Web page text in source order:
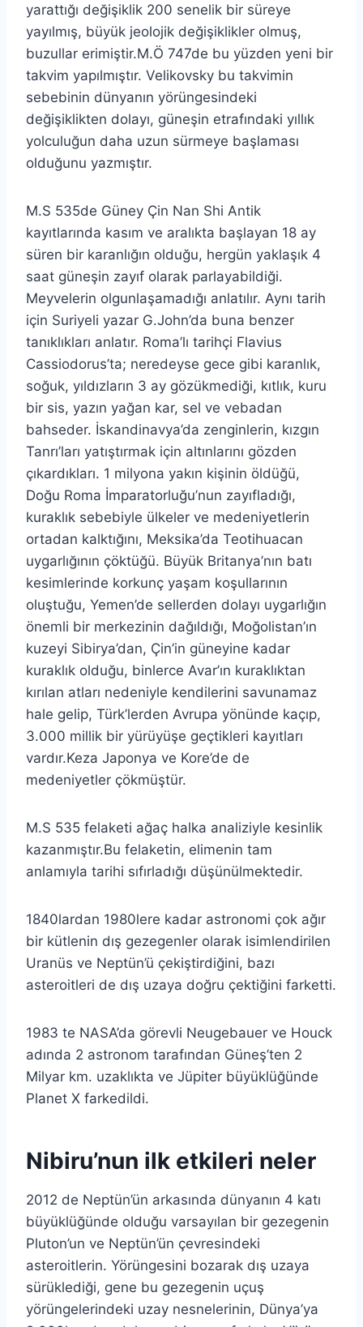
yarattığı değişiklik 200 senelik bir süreye
yayılmış, büyük jeolojik değişiklikler olmuş,
buzullar erimiştir.M.Ö 747de bu yüzden yeni bir
takvim yapılmıştır. Velikovsky bu takvimin
sebebinin dünyanın yörüngesindeki
değişiklikten dolayı, güneşin etrafındaki yıllık
yolculuğun daha uzun sürmeye başlaması
olduğunu yazmıştır.
M.S 535de Güney Çin Nan Shi Antik
kayıtlarında kasım ve aralıkta başlayan 18 ay
süren bir karanlığın olduğu, hergün yaklaşık 4
saat güneşin zayıf olarak parlayabildiği.
Meyvelerin olgunlaşamadığı anlatılır. Aynı tarih
için Suriyeli yazar G.John’da buna benzer
tanıklıkları anlatır. Roma’lı tarihçi Flavius
Cassiodorus’ta; neredeyse gece gibi karanlık,
soğuk, yıldızların 3 ay gözükmediği, kıtlık, kuru
bir sis, yazın yağan kar, sel ve vebadan
bahseder. İskandinavya’da zenginlerin, kızgın
Tanrı’ları yatıştırmak için altınlarını gözden
çıkardıkları. 1 milyona yakın kişinin öldüğü,
Doğu Roma İmparatorluğu’nun zayıfladığı,
kuraklık sebebiyle ülkeler ve medeniyetlerin
ortadan kalktığını, Meksika’da Teotihuacan
uygarlığının çöktüğü. Büyük Britanya’nın batı
kesimlerinde korkunç yaşam koşullarının
oluştuğu, Yemen’de sellerden dolayı uygarlığın
önemli bir merkezinin dağıldığı, Moğolistan’ın
kuzeyi Sibirya’dan, Çin’in güneyine kadar
kuraklık olduğu, binlerce Avar’ın kuraklıktan
kırılan atları nedeniyle kendilerini savunamaz
hale gelip, Türk’lerden Avrupa yönünde kaçıp,
3.000 millik bir yürüyüşe geçtikleri kayıtları
vardır.Keza Japonya ve Kore’de de
medeniyetler çökmüştür.
M.S 535 felaketi ağaç halka analiziyle kesinlik
kazanmıştır.Bu felaketin, elimenin tam
anlamıyla tarihi sıfırladığı düşünülmektedir.
1840lardan 1980lere kadar astronomi çok ağır
bir kütlenin dış gezegenler olarak isimlendirilen
Uranüs ve Neptün’ü çekiştirdiğini, bazı
asteroitleri de dış uzaya doğru çektiğini farketti.
1983 te NASA’da görevli Neugebauer ve Houck
adında 2 astronom tarafından Güneş’ten 2
Milyar km. uzaklıkta ve Jüpiter büyüklüğünde
Planet X farkedildi.
Nibiru’nun ilk etkileri neler
2012 de Neptün’ün arkasında dünyanın 4 katı
büyüklüğünde olduğu varsayılan bir gezegenin
Pluton’un ve Neptün’ün çevresindeki
asteroitlerin. Yörüngesini bozarak dış uzaya
sürüklediği, gene bu gezegenin uçuş
yörüngelerindeki uzay nesnelerinin, Dünya’ya